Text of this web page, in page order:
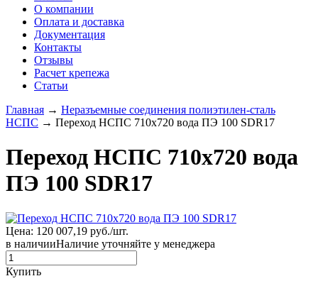
О компании
Оплата и доставка
Документация
Контакты
Отзывы
Расчет крепежа
Статьи
Главная → Неразъемные соединения полиэтилен-сталь
НСПС → Переход НСПС 710х720 вода ПЭ 100 SDR17
Переход НСПС 710х720 вода
ПЭ 100 SDR17
Цена: 120 007,19 руб./шт.
в наличииНаличие уточняйте у менеджера
Купить